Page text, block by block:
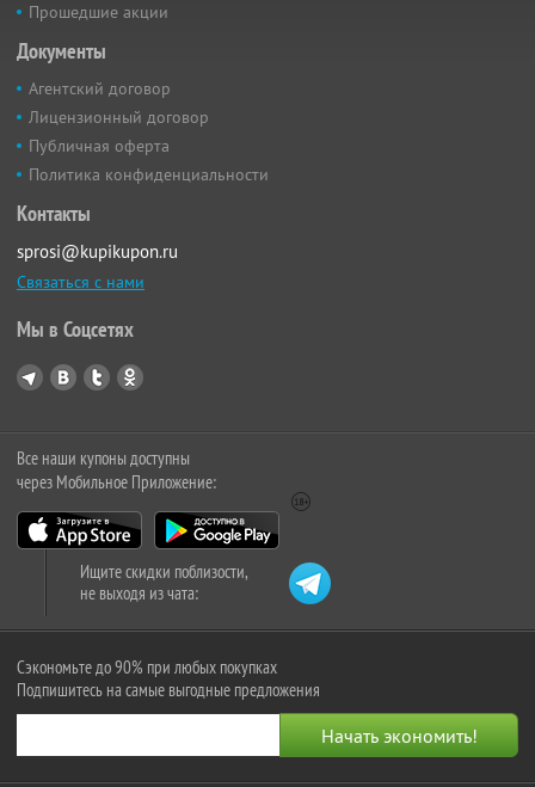
Прошедшие акции
Документы
Агентский договор
Лицензионный договор
Публичная оферта
Политика конфиденциальности
Контакты
sprosi@kupikupon.ru
Связаться с нами
Мы в Соцсетях
Все наши купоны доступны
через Мобильное Приложение:
Ищите скидки поблизости,
не выходя из чата:
Сэкономьте до 90% при любых покупках
Подпишитесь на самые выгодные предложения